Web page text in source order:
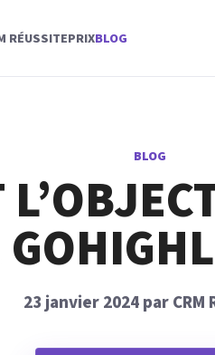
RÉUSSITEPRIXBLOG
BLOG
23 janvier 2024 par CRM